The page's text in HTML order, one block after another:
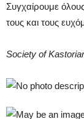
Συγχαίρουμε
τους και τους
Society of